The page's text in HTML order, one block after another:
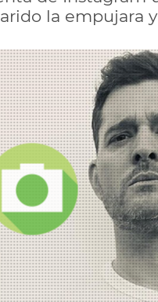
la empujara